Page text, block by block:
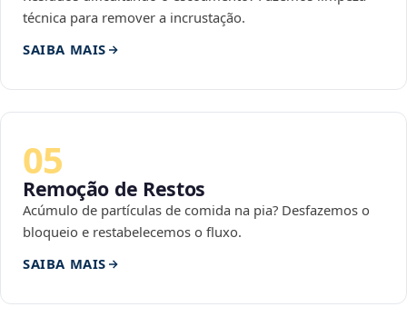
técnica para remover a incrustação.
SAIBA MAIS
05
Remoção de Restos
Acúmulo de partículas de comida na pia? Desfazemos o
bloqueio e restabelecemos o fluxo.
SAIBA MAIS